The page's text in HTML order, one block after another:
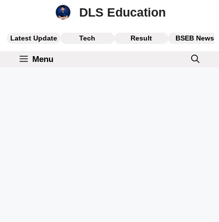
DLS Education
Latest Update Tech Result BSEB News
Menu